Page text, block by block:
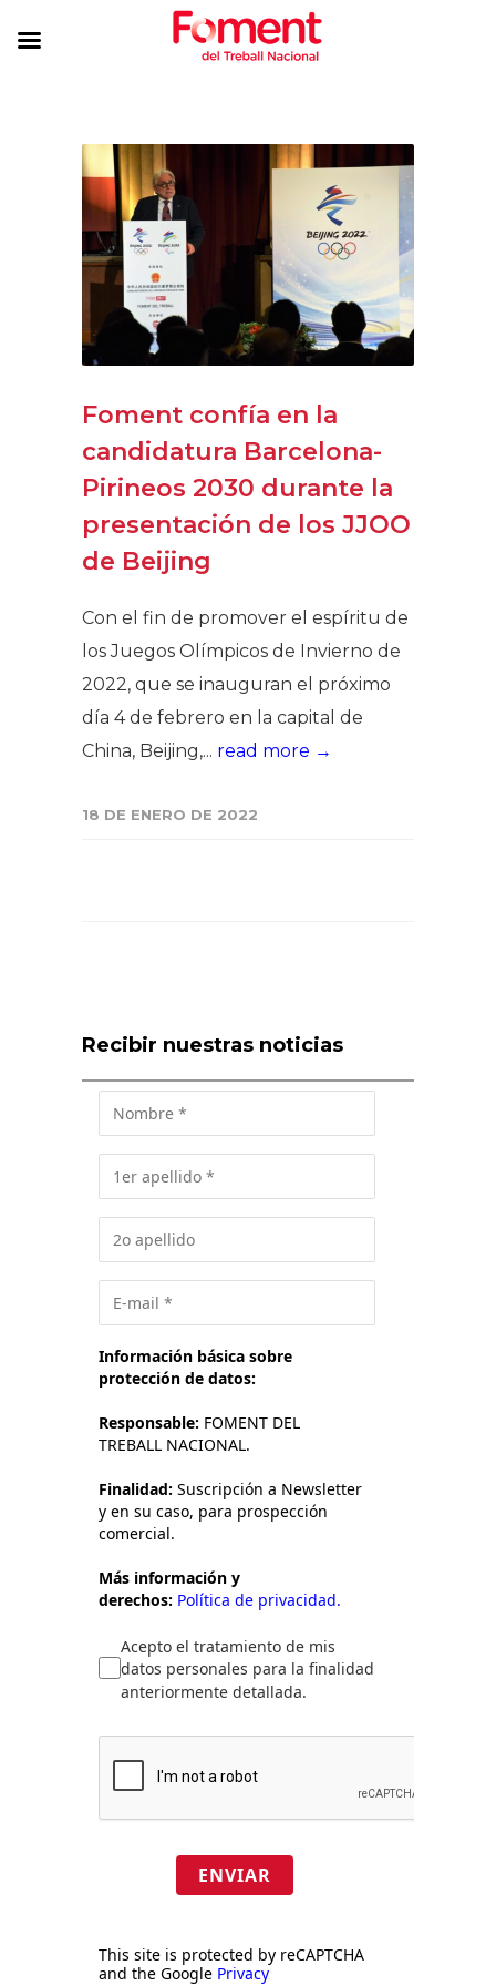
Foment confía en la
candidatura Barcelona-
Pirineos 2030 durante la
presentación de los JJOO
de Beijing
Con el fin de promover el espíritu de
los Juegos Olímpicos de Invierno de
2022, que se inauguran el próximo
día 4 de febrero en la capital de
China, Beijing,... read more →
18 DE ENERO DE 2022
Recibir nuestras noticias
Información básica sobre
protección de datos:
Responsable: FOMENT DEL
TREBALL NACIONAL.
Finalidad: Suscripción a Newsletter
y en su caso, para prospección
comercial.
Más información y
derechos: Política de privacidad.
Acepto el tratamiento de mis
datos personales para la finalidad
anteriormente detallada.
ENVIAR
This site is protected by reCAPTCHA
and the Google Privacy